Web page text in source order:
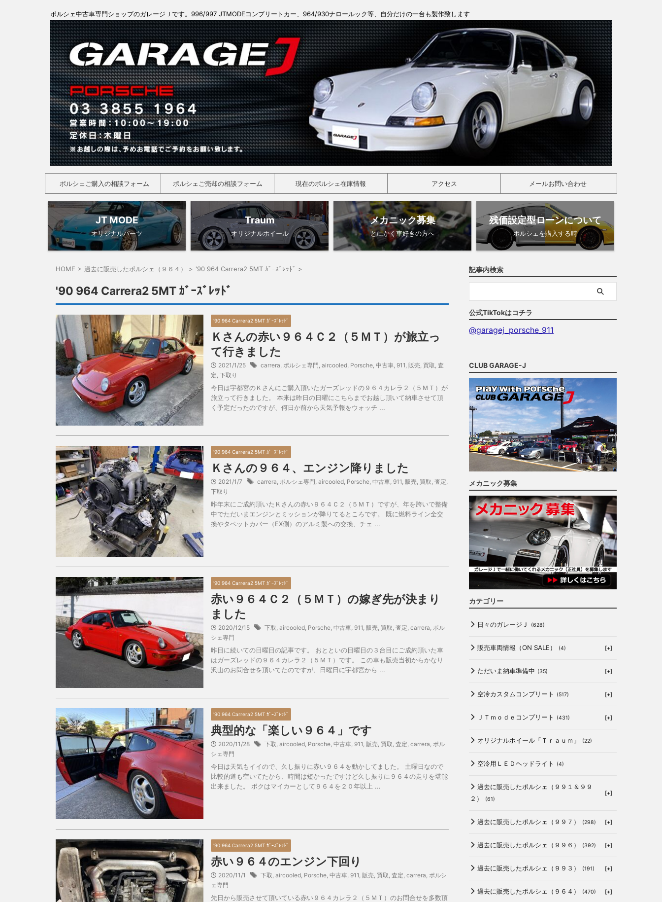
ポルシェ中古車専門ショップのガレージＪです。996/997 JTMODEコンプリートカー、964/930ナロールック等、自分だけの一台も製作致します
ポルシェご購入の相談フォーム ポルシェご売却の相談フォーム 現在のポルシェ在庫情報 アクセス メールお問い合わせ
JT MODE
オリジナルパーツ
Traum
オリジナルホイール
メカニック募集
とにかく車好きの方へ
残価設定型ローンについて
ポルシェを購入する時
HOME > 過去に販売したポルシェ（９６４） > '90 964 Carrera2 5MT ｶﾞｰｽﾞﾚｯﾄﾞ >
'90 964 Carrera2 5MT ｶﾞｰｽﾞﾚｯﾄﾞ
'90 964 Carrera2 5MT ｶﾞｰｽﾞﾚｯﾄﾞ
Ｋさんの赤い９６４Ｃ２（５ＭＴ）が旅立っ
て行きました
2021/1/25 carrera ポルシェ専門 aircooled Porsche 中古車 911 販売 買取 査
定 下取り
今日は宇都宮のＫさんにご購入頂いたガーズレッドの９６４カレラ２（５ＭＴ）が
旅立って行きました。 本来は昨日の日曜にこちらまでお越し頂いて納車させて頂
く予定だったのですが、何日か前から天気予報をウォッチ ...
'90 964 Carrera2 5MT ｶﾞｰｽﾞﾚｯﾄﾞ
Ｋさんの９６４、エンジン降りました
2021/1/7 carrera ポルシェ専門 aircooled Porsche 中古車 911 販売 買取 査定
下取り
昨年末にご成約頂いたＫさんの赤い９６４Ｃ２（５ＭＴ）ですが、年を跨いで整備
中でただいまエンジンとミッションが降りてるところです。 既に燃料ライン全交
換やタペットカバー（EX側）のアルミ製への交換、チェ ...
'90 964 Carrera2 5MT ｶﾞｰｽﾞﾚｯﾄﾞ
赤い９６４Ｃ２（５ＭＴ）の嫁ぎ先が決まり
ました
2020/12/15 下取 aircooled Porsche 中古車 911 販売 買取 査定 carrera ポル
シェ専門
昨日に続いての日曜日の記事です。 おとといの日曜日の３台目にご成約頂いた車
はガーズレッドの９６４カレラ２（５ＭＴ）です。 この車も販売当初からかなり
沢山のお問合せを頂いてたのですが、日曜日に宇都宮から ...
'90 964 Carrera2 5MT ｶﾞｰｽﾞﾚｯﾄﾞ
典型的な「楽しい９６４」です
2020/11/28 下取 aircooled Porsche 中古車 911 販売 買取 査定 carrera ポル
シェ専門
今日は天気もイイので、久し振りに赤い９６４を動かしてました。 土曜日なので
比較的道も空いてたから、時間は短かったですけど久し振りに９６４の走りを堪能
出来ました。 ボクはマイカーとして９６４を２０年以上 ...
'90 964 Carrera2 5MT ｶﾞｰｽﾞﾚｯﾄﾞ
赤い９６４のエンジン下回り
2020/11/1 下取 aircooled Porsche 中古車 911 販売 買取 査定 carrera ポルシ
ェ専門
先日から販売させて頂いている赤い９６４カレラ２（５ＭＴ）のお問合せを多数頂
記事内検索
公式TikTokはコチラ
@garagej_porsche_911
CLUB GARAGE-J
メカニック募集
カテゴリー
日々のガレージＪ (628)
販売車両情報（ON SALE） (4) [+]
ただいま納車準備中 (35) [+]
空冷カスタムコンプリート (517) [+]
ＪＴｍｏｄｅコンプリート (431) [+]
オリジナルホイール「Ｔｒａｕｍ」 (22)
空冷用ＬＥＤヘッドライト (4)
過去に販売したポルシェ（９９１＆９９
２）
(61)
[+]
過去に販売したポルシェ（９９７） (298) [+]
過去に販売したポルシェ（９９６） (392) [+]
過去に販売したポルシェ（９９３） (191) [+]
過去に販売したポルシェ（９６４） (470) [+]